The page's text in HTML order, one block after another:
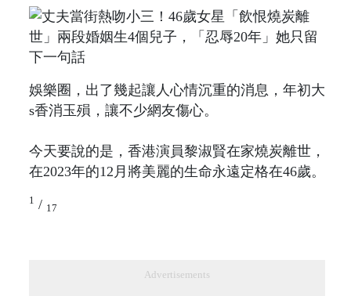
娛樂圈，出了幾起讓人心情沉重的消息，年初大
s香消玉殞，讓不少網友傷心。
今天要說的是，香港演員黎淑賢在家燒炭離世，
在2023年的12月將美麗的生命永遠定格在46歲。
1 / 17
Advertisements